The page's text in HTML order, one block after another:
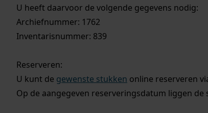
U heeft daarvoor de volgende gegevens nodig:
Archiefnummer: 1762
Inventarisnummer: 839
Reserveren:
U kunt de gewenste stukken online reserveren
Op de aangegeven reserveringsdatum liggen de